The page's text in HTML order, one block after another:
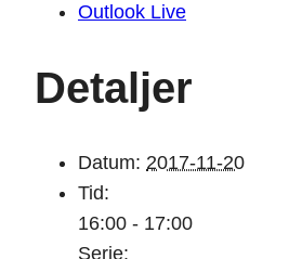
Outlook Live
Detaljer
Datum: 2017-11-20
Tid:
16:00 - 17:00
Serie: